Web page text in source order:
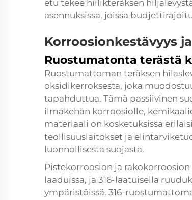
etu tekee hiilikteräksen
asennuksissa, joissa
Korroosionkestävyys
Ruostumatonta terästä
Ruostumattoman teräksen
oksidikerroksesta, joka
tapahduttua. Tämä passiivinen
ilmakehän korroosiolle,
materiaali on kosketuksissa
teollisuuslaitokset ja
luonnollisesta suojasta.
Pistekorroosion ja
laaduissa, ja 316-laatuisella
ympäristöissä. 316-